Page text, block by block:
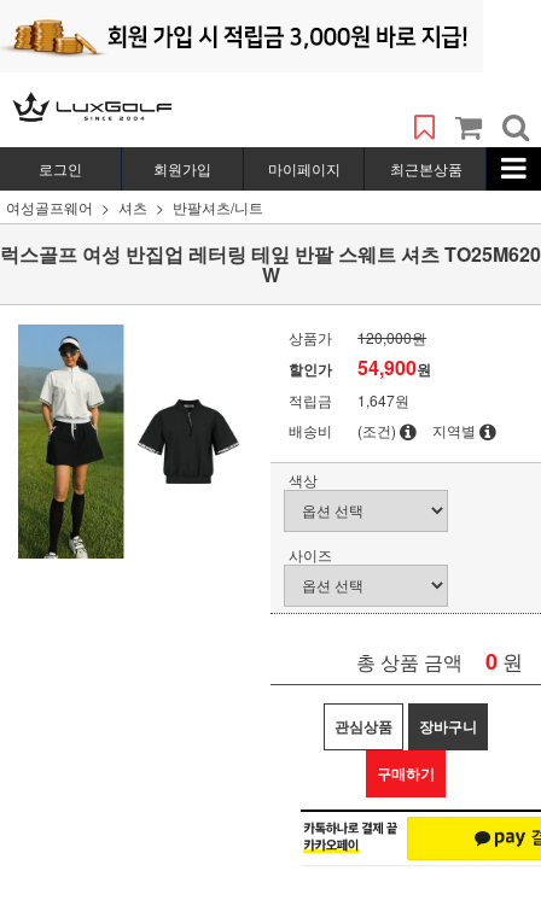
로그인 회원가입 마이페이지
최근본상품
여성골프웨어
셔츠 반팔셔츠/니트
럭스골프 여성 반집업 레터링 테잎 반팔 스웨트 셔츠 TO25M620
W
상품가 120,000원
할인가 54,900원
적립금
1,647원
배송비
(조건) 지역별
색상
사이즈
총 상품 금액 0 원
관심상품 장바구니
구매하기